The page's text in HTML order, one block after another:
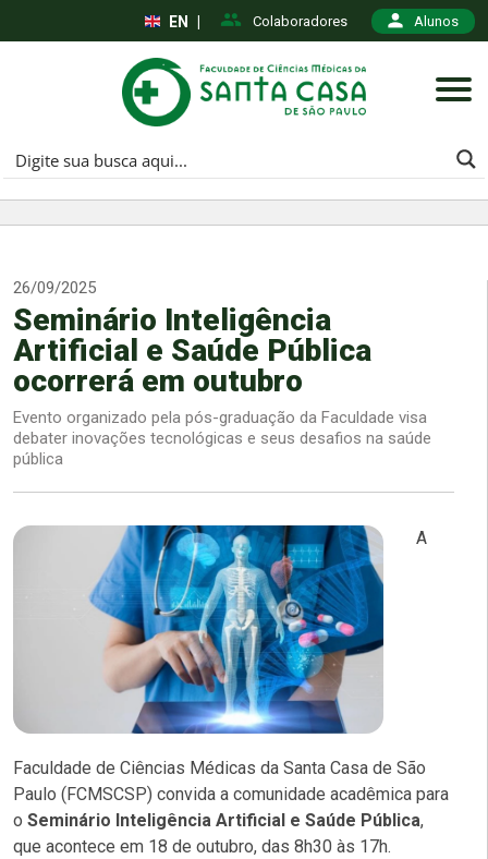
Colaboradores Alunos
EN
26/09/2025
Seminário Inteligência
Artificial e Saúde Pública
ocorrerá em outubro
Evento organizado pela pós-graduação da Faculdade visa
debater inovações tecnológicas e seus desafios na saúde
pública
A
Faculdade de Ciências Médicas da Santa Casa de São
Paulo (FCMSCSP) convida a comunidade acadêmica para
o Seminário Inteligência Artificial e Saúde Pública,
que acontece em 18 de outubro, das 8h30 às 17h.